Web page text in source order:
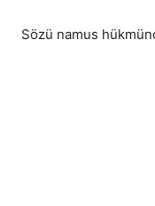
Sözü namus